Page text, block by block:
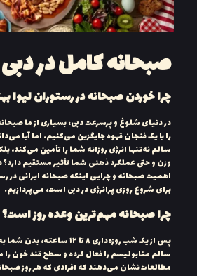
صبحانه کامل در دبی
چرا خوردن صبحانه در رستوران لیوا
در دنیای شلوغ و پرسرعت دبی، بسیاری از ما
را با یک فنجان قهوه جایگزین می‌کنیم. اما آیا
سالم نه‌تنها انرژی روزانه شما را تأمین می‌کند،
وزن و حتی عملکرد ذهنی شما تأثیر مستقیم دارد؟
اهمیت صبحانه و چرایی اینکه صبحانه ایرانی در
برای شروع روزی پرانرژی در دبی است، می‌پردازیم.
چرا صبحانه مهم‌ترین وعده روز است؟
پس از یک شب روزه‌داری ۸ تا ۱۲
سالم متابولیسم را فعال کرده و سطح قند خون را
مطالعات نشان می‌دهند که افرادی که هر روز